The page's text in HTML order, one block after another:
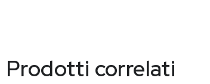
Prodotti correlati